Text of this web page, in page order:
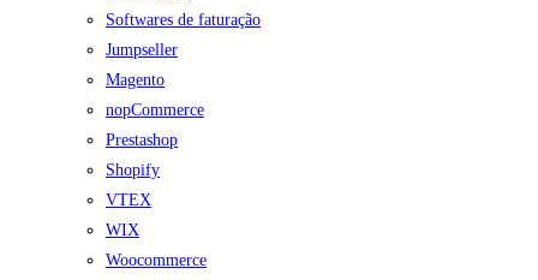
Softwares de faturação
Jumpseller
Magento
nopCommerce
Prestashop
Shopify
VTEX
WIX
Woocommerce